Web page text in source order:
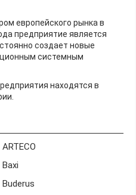
европейского рынка в
предприятие является
создает новые
системным
находятся в
ARTECO
Baxi
Buderus